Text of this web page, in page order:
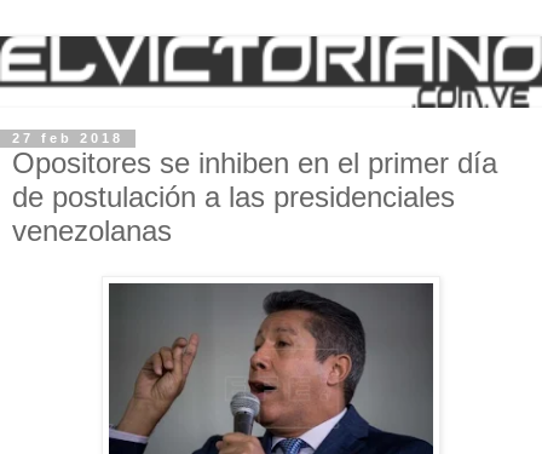
27 feb 2018
Opositores se inhiben en el primer día
de postulación a las presidenciales
venezolanas